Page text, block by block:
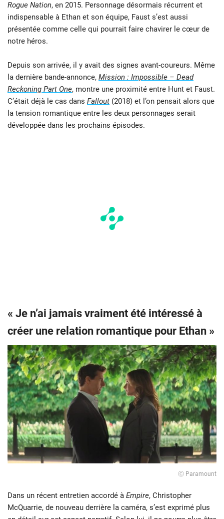
Rogue Nation, en 2015. Personnage désormais récurrent et
indispensable à Ethan et son équipe, Faust s’est aussi
présentée comme celle qui pourrait faire chavirer le cœur de
notre héros.
Depuis son arrivée, il y avait des signes avant-coureurs. Même
la dernière bande-annonce, Mission : Impossible – Dead
Reckoning Part One, montre une proximité entre Hunt et Faust.
C’était déjà le cas dans Fallout (2018) et l’on pensait alors que
la tension romantique entre les deux personnages serait
développée dans les prochains épisodes.
« Je n’ai jamais vraiment été intéressé à
créer une relation romantique pour Ethan »
Ⓒ Paramount
Dans un récent entretien accordé à Empire, Christopher
McQuarrie, de nouveau derrière la caméra, s’est exprimé plus